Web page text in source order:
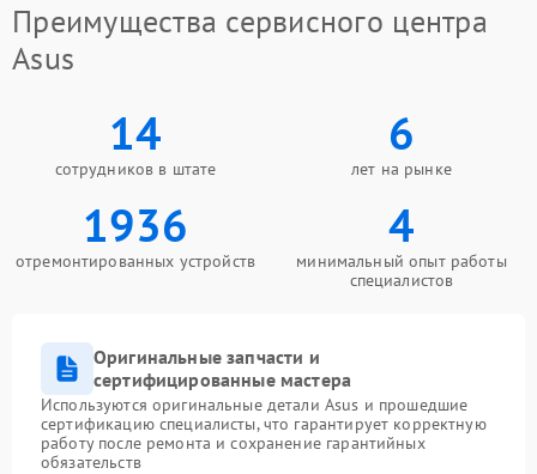
Преимущества сервисного центра
Asus
14
сотрудников в штате
6
лет на рынке
1936
отремонтированных устройств
4
минимальный опыт работы
специалистов
Оригинальные запчасти и
сертифицированные мастера
Используются оригинальные детали Asus и прошедшие
сертификацию специалисты, что гарантирует корректную
работу после ремонта и сохранение гарантийных
обязательств